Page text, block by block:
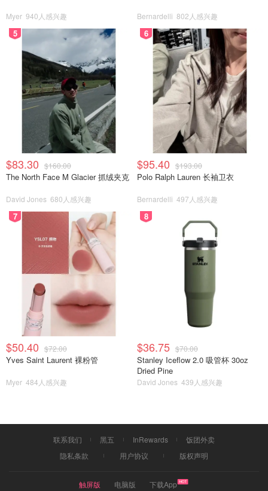
由于天气炎热实在难受，我们就没呆多久返回停车场附近有
家叫“一间冰屋”的小食店，我们连忙下单买些消暑饮料和刨
冰🍧。叹着空调吃着刨冰～超级舒服！
Myer 940人感兴趣 Bernardelli 802人感兴趣
5
$83.30 $160.00
The North Face M Glacier 抓绒夹克
David Jones 680人感兴趣
6
$95.40 $193.00
Polo Ralph Lauren 长袖卫衣
Bernardelli 497人感兴趣
7
$50.40 $72.00
Yves Saint Laurent 裸粉管
Myer 484人感兴趣
8
$36.75 $70.00
Stanley Iceflow 2.0 吸管杯 30oz
Dried Pine
David Jones 439人感兴趣
联系我们 黑五 InRewards
饭团外卖
隐私条款
用户协议 版权声明
触屏版 电脑版 下载App